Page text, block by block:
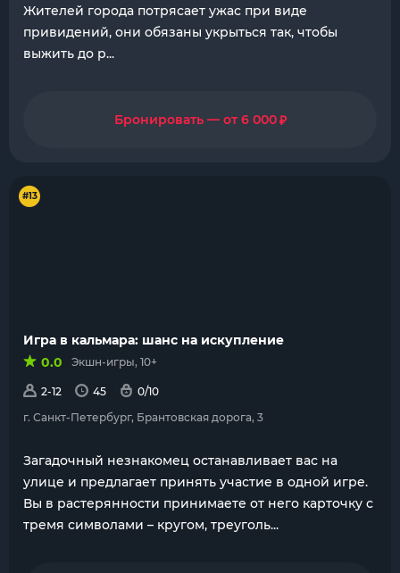
Жителей города потрясает ужас при виде
привидений, они обязаны укрыться так, чтобы
выжить до р...
Бронировать — от 6 000₽
#13
Игра в кальмара: шанс на искупление
0.0
Экшн-игры, 10+
2-12 45
0/10
г. Санкт-Петербург, Брантовская дорога, 3
Загадочный незнакомец останавливает вас на
улице и предлагает принять участие в одной игре.
Вы в растерянности принимаете от него карточку с
тремя символами – кругом, треуголь...